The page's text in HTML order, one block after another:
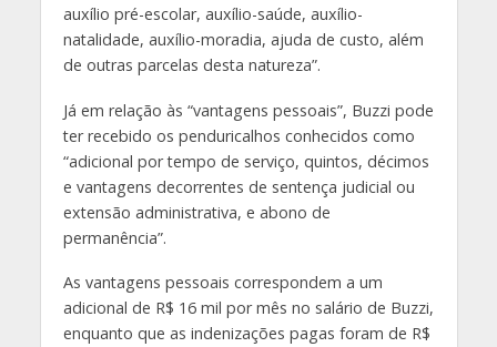
auxílio pré-escolar, auxílio-saúde, auxílio-
natalidade, auxílio-moradia, ajuda de custo, além
de outras parcelas desta natureza”.
Já em relação às “vantagens pessoais”, Buzzi pode
ter recebido os penduricalhos conhecidos como
“adicional por tempo de serviço, quintos, décimos
e vantagens decorrentes de sentença judicial ou
extensão administrativa, e abono de
permanência”.
As vantagens pessoais correspondem a um
adicional de R$ 16 mil por mês no salário de Buzzi,
enquanto que as indenizações pagas foram de R$